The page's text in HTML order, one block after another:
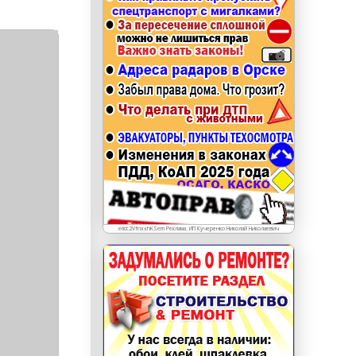
erid: LdtCKJjWj Реклама. ИП Кучеренко Николай
Николаевич
erid:2VfnxxhKSem Реклама. ИП Кучеренко Николай Николаевич